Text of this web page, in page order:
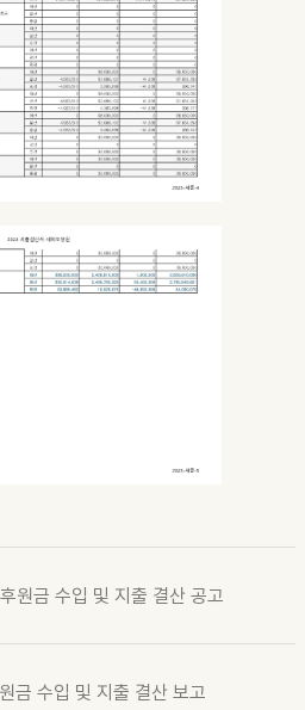
원금 수입 및 지출 결산 공고
금 수입 및 지출 결산 보고